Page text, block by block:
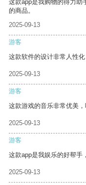
这款app是我购物的得力助
的商品。
2025-09-13
游客
这款软件的设计非常人性化
2025-09-13
游客
这款游戏的音乐非常优美，
2025-09-13
游客
这款app是我娱乐的好帮手
2025-09-13